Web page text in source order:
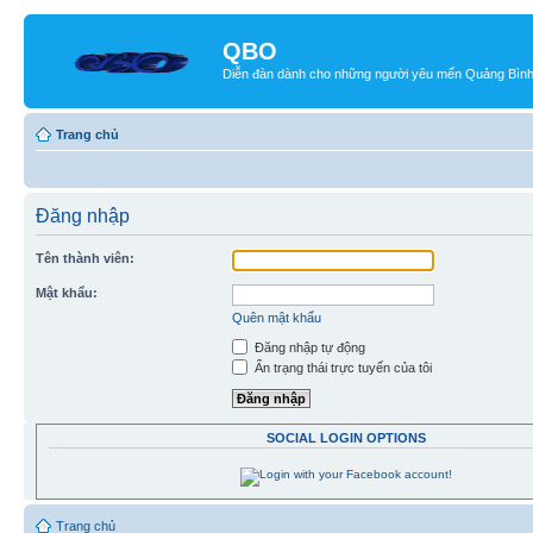
QBO
Diễn đàn dành cho những người yêu mến Quảng Bình
Trang chủ
Đăng nhập
Tên thành viên:
Mật khẩu:
Quên mật khẩu
Đăng nhập tự động
Ẩn trạng thái trực tuyến của tôi
SOCIAL LOGIN OPTIONS
Trang chủ